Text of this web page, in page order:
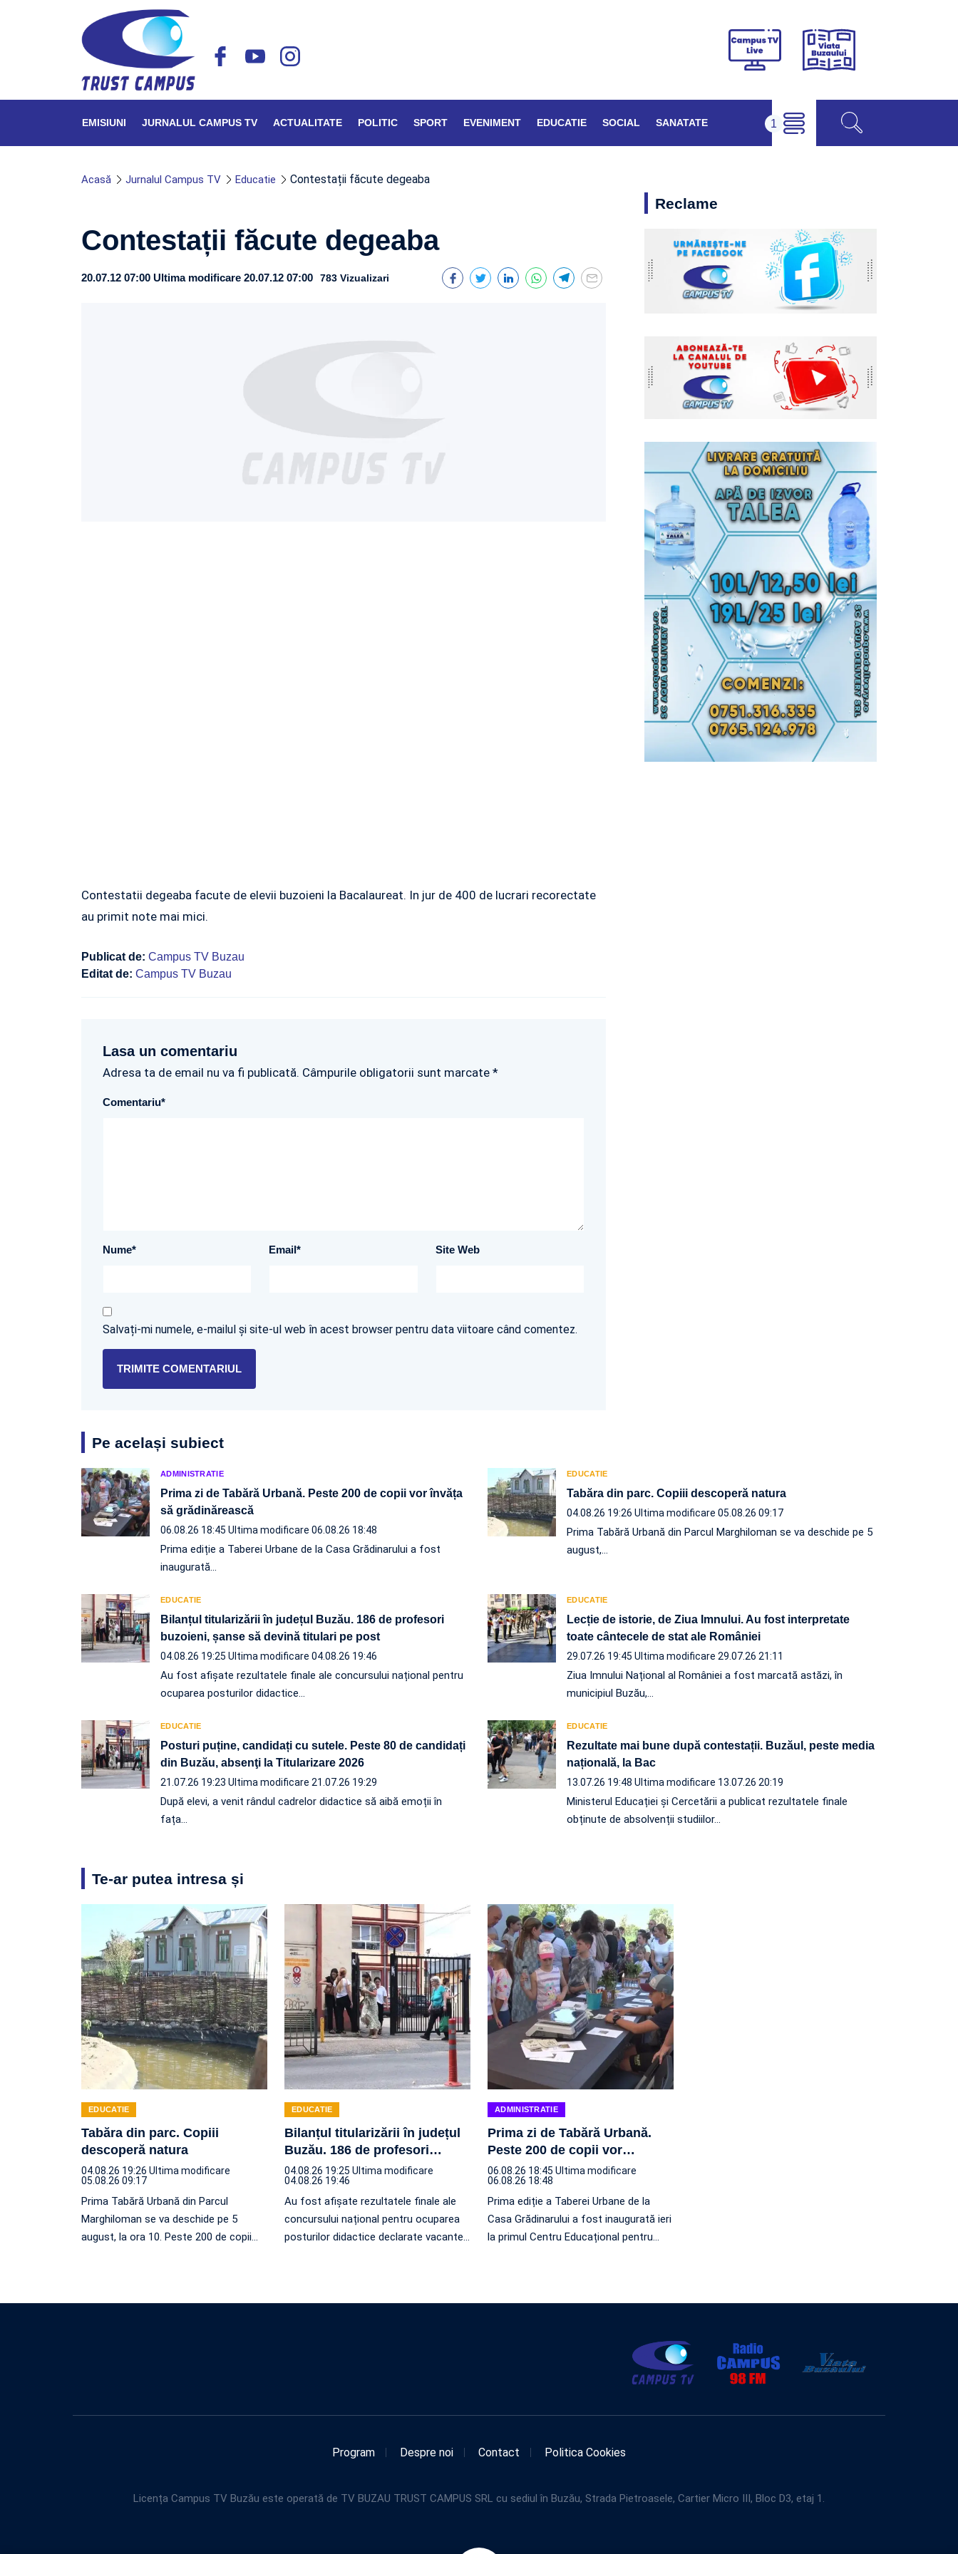
Campus
Viața
EMISIUNI JURNALUL CAMPUS TV ACTUALITATE POLITIC SPORT EVENIMENT EDUCATIE SOCIAL SANATATE
Acasă Jurnalul Campus TV Educatie Contestații făcute degeaba
Contestații făcute degeaba
20.07.12 07:00 Ultima modificare 20.07.12 07:00 783 Vizualizari
Contestatii degeaba facute de elevii buzoieni la Bacalaureat. In jur de 400 de lucrari recorectate
au primit note mai mici.
Publicat de: Campus TV Buzau
Editat de: Campus TV Buzau
Lasa un comentariu
Adresa ta de email nu va fi publicată. Câmpurile obligatorii sunt marcate *
Comentariu*
Nume* Email* Site Web
Salvați-mi numele, e-mailul și site-ul web în acest browser pentru data viitoare când comentez.
Reclame
Pe același subiect
ADMINISTRATIE
Prima zi de Tabără Urbană. Peste 200 de copii vor învăța
să grădinărească
06.08.26 18:45 Ultima modificare 06.08.26 18:48
Prima ediție a Taberei Urbane de la Casa Grădinarului a fost
inaugurată…
EDUCATIE
Tabăra din parc. Copiii descoperă natura
04.08.26 19:26 Ultima modificare 05.08.26 09:17
Prima Tabără Urbană din Parcul Marghiloman se va deschide pe 5
august,…
EDUCATIE
Bilanțul titularizării în județul Buzău. 186 de profesori
buzoieni, șanse să devină titulari pe post
04.08.26 19:25 Ultima modificare 04.08.26 19:46
Au fost afișate rezultatele finale ale concursului național pentru
ocuparea posturilor didactice…
EDUCATIE
Lecție de istorie, de Ziua Imnului. Au fost interpretate
toate cântecele de stat ale României
29.07.26 19:45 Ultima modificare 29.07.26 21:11
Ziua Imnului Național al României a fost marcată astăzi, în
municipiul Buzău,…
EDUCATIE
Posturi puține, candidați cu sutele. Peste 80 de candidați
din Buzău, absenţi la Titularizare 2026
21.07.26 19:23 Ultima modificare 21.07.26 19:29
După elevi, a venit rândul cadrelor didactice să aibă emoții în
fața…
EDUCATIE
Rezultate mai bune după contestații. Buzăul, peste media
națională, la Bac
13.07.26 19:48 Ultima modificare 13.07.26 20:19
Ministerul Educației și Cercetării a publicat rezultatele finale
obținute de absolvenții studiilor…
Te-ar putea intresa și
EDUCATIE
Tabăra din parc. Copiii
descoperă natura
04.08.26 19:26 Ultima modificare
05.08.26 09:17
Prima Tabără Urbană din Parcul
Marghiloman se va deschide pe 5
august, la ora 10. Peste 200 de copii…
EDUCATIE
Bilanțul titularizării în județul
Buzău. 186 de profesori…
04.08.26 19:25 Ultima modificare
04.08.26 19:46
Au fost afișate rezultatele finale ale
concursului național pentru ocuparea
posturilor didactice declarate vacante…
ADMINISTRATIE
Prima zi de Tabără Urbană.
Peste 200 de copii vor…
06.08.26 18:45 Ultima modificare
06.08.26 18:48
Prima ediție a Taberei Urbane de la
Casa Grădinarului a fost inaugurată ieri
la primul Centru Educațional pentru…
Program Despre noi Contact Politica Cookies
Licența Campus TV Buzău este operată de TV BUZAU TRUST CAMPUS SRL cu sediul în Buzău, Strada Pietroasele, Cartier Micro III, Bloc D3, etaj 1.